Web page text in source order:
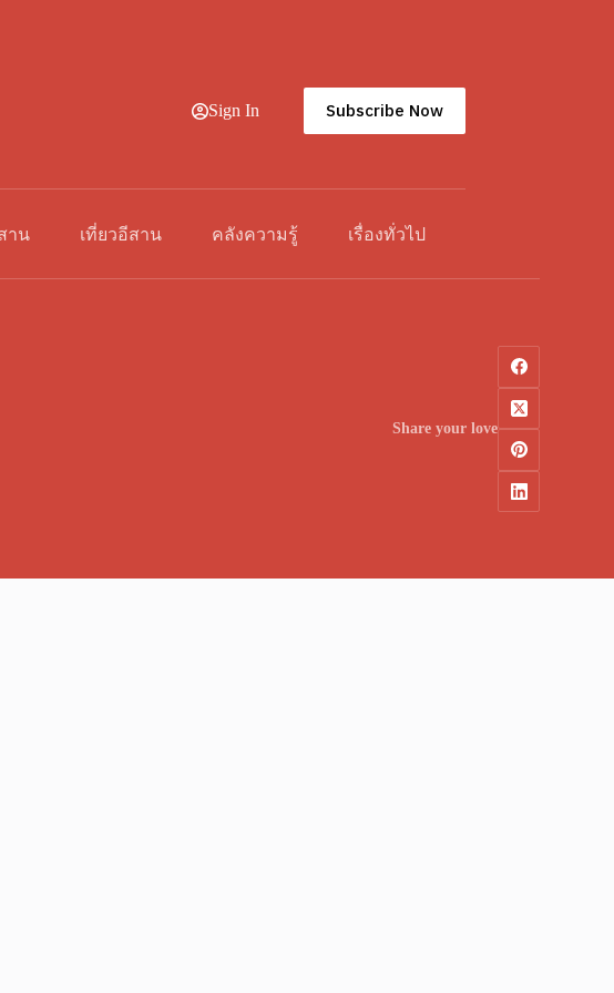
Sign In Subscribe Now
าน เที่ยวอีสาน คลังความรู้ เรื่องทั่วไป
Share your love